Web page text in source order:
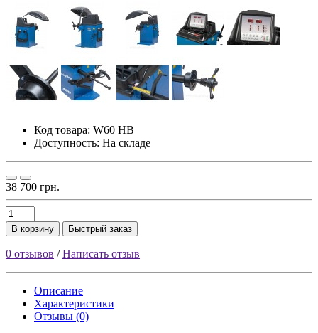
Код товара: W60 HB
Доступность: На складе
38 700 грн.
В корзину Быстрый заказ
0 отзывов /Написать отзыв
Описание
Характеристики
Отзывы (0)